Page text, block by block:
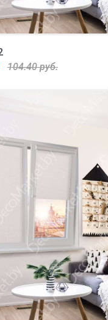
104.40 руб.